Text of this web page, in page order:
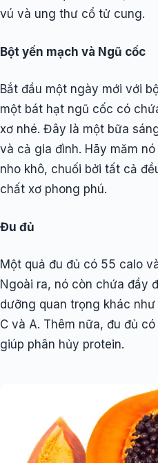
vú và ung thư cổ tử cung.
Bột yến mạch và Ngũ cốc
Bắt đầu một ngày mới với
một bát hạt ngũ cốc có
xơ nhé. Đây là một bữa
và cả gia đình. Hãy măm
nho khô, chuối bởi tất cả
chất xơ phong phú.
Đu đủ
Một quả đu đủ có 55 calo
Ngoài ra, nó còn chứa đầy
dưỡng quan trọng khác
C và A. Thêm nữa, đu đủ
giúp phân hủy protein.